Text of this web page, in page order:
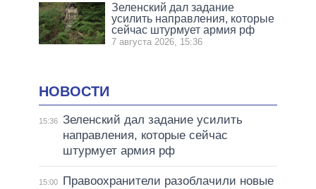
Зеленский дал задание
усилить направления, которые
сейчас штурмует армия рф
7 августа 2026, 15:36
НОВОСТИ
15:36 Зеленский дал задание усилить
направления, которые сейчас
штурмует армия рф
15:00
Правоохранители разоблачили новые